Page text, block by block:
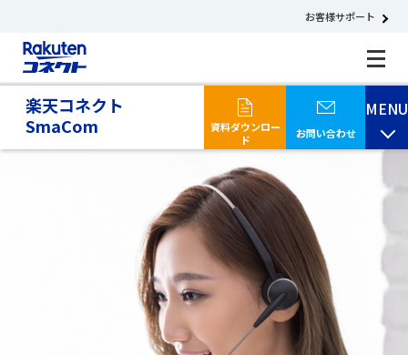
お客様サポート
楽天コネクト
SmaCom
資料ダウンロー
ド
お問い合わせ
MENU